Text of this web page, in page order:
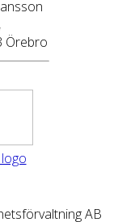
Örebro
AB